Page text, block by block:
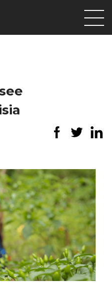
Etsi